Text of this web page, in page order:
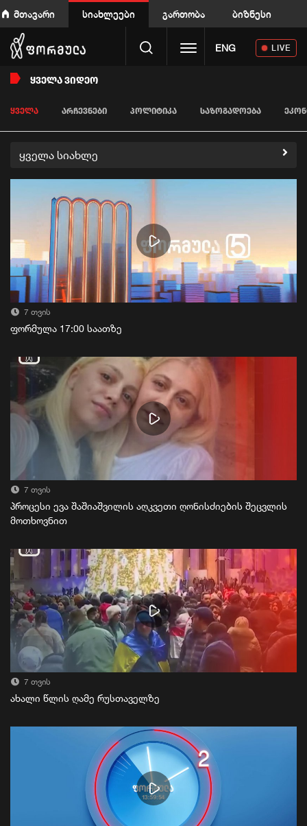
მთავარი სიახლეები გართობა ბიზნესი
Toggle navigation
ENG LIVE
ᲧᲕᲔᲚᲐ ᲕᲘᲓᲔᲝ
ᲧᲕᲔᲚᲐ ᲐᲠᲩᲔᲕᲜᲔᲑᲘ ᲞᲝᲚᲘᲢᲘᲙᲐ ᲡᲐᲖᲝᲒᲐᲓᲝᲔᲑᲐ
ყველა სიახლე
7 თვის
ფორმულა 17:00 საათზე
7 თვის
პროცესი ევა შაშიაშვილის აღკვეთი ღონისძიების შეცვლის
მოთხოვნით
7 თვის
ახალი წლის ღამე რუსთაველზე